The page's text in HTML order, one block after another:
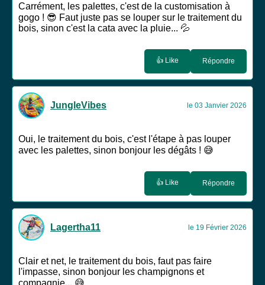
Carrément, les palettes, c'est de la customisation à
gogo ! 😎 Faut juste pas se louper sur le traitement du
bois, sinon c'est la cata avec la pluie... 💦
👍 Like Répondre
JungleVibes le 03 Janvier 2026
Oui, le traitement du bois, c'est l'étape à pas louper
avec les palettes, sinon bonjour les dégâts ! 😅
👍 Like Répondre
Lagertha11 le 19 Février 2026
Clair et net, le traitement du bois, faut pas faire
l'impasse, sinon bonjour les champignons et
compagnie... 😅